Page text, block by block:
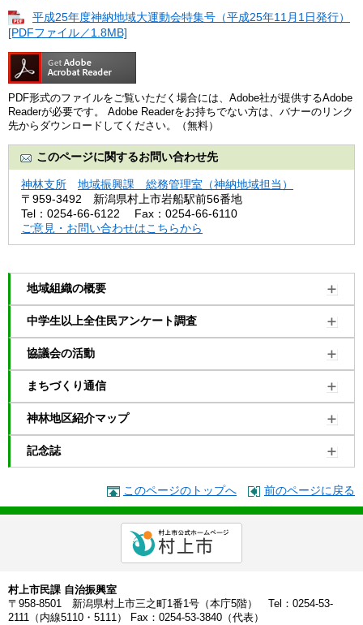
平成25年度神納地域大運動会特集号（平成25年11月1日発行）
[PDFファイル／1.8MB]
PDF形式のファイルをご覧いただく場合には、Adobe社が提供するAdobe
Readerが必要です。
Adobe Readerをお持ちでない方は、バナーのリンク
先からダウンロードしてください。（無料）
このページに関するお問い合わせ先
神林支所
地域振興課 総務管理室（神納地域担当）
〒959-3492
新潟県村上市岩船駅前56番地
Tel：0254-66-6122
Fax：0254-66-6110
ご意見・お問い合わせはこちらから
地域組織の概要
中学生以上全住民アンケート調査
協議会の活動
まちづくり通信
神林地区紹介マップ
記念誌
このページのトップへ 前のページに戻る
村上市民課 自治振興室
〒958-8501 新潟県村上市三之町1番1号（本庁5階） Tel：0254-53-
2111（内線5110・5111） Fax：0254-53-3840（代表）